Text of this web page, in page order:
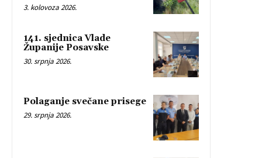
3. kolovoza 2026.
141. sjednica Vlade
Županije Posavske
30. srpnja 2026.
Polaganje svečane prisege
29. srpnja 2026.